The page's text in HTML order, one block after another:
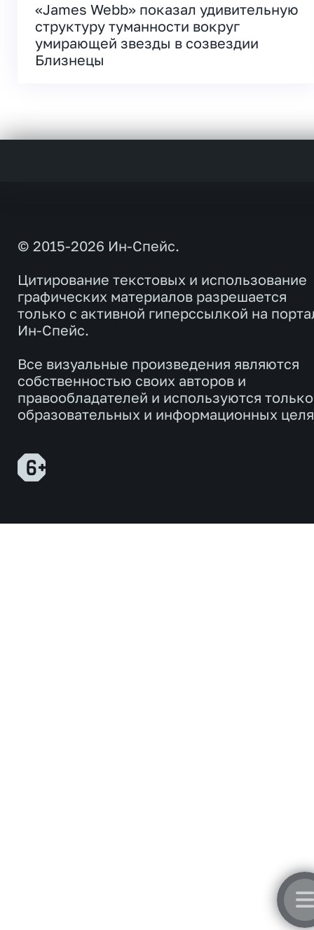
«James Webb» показал удивительную
структуру туманности вокруг
умирающей звезды в созвездии
Близнецы
© 2015-2026 Ин-Спейс.
Цитирование текстовых и использование
графических материалов разрешается
только с активной гиперссылкой на
Ин-Спейс.
Все визуальные произведения являются
собственностью своих авторов и
правообладателей и используются
образовательных и информационных